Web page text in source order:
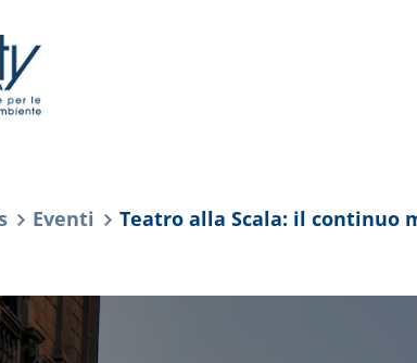
Eventi Teatro alla Scala: il continuo